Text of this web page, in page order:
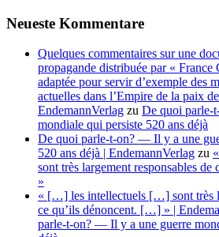
Neueste Kommentare
Quelques commentaires sur une
propagande distribuée par « France
adaptée pour servir d’exemple des
actuelles dans l’Empire de la paix
EndemannVerlag zu De quoi parle-
mondiale qui persiste 520 ans déjà
De quoi parle-t-on? — Il y a une
520 ans déjà | EndemannVerlag zu
sont très largement responsables
»
« […] les intellectuels […] sont très
ce qu’ils dénoncent. […] » |
parle-t-on? — Il y a une guerre